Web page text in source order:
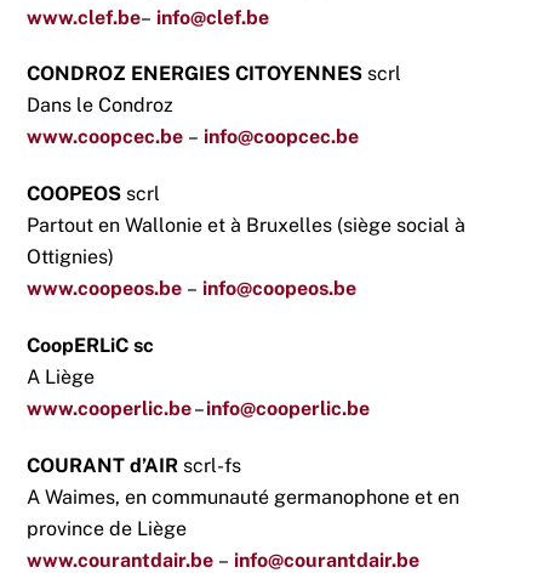
www.clef.be– info@clef.be
CONDROZ ENERGIES CITOYENNES scrl
Dans le Condroz
www.coopcec.be – info@coopcec.be
COOPEOS scrl
Partout en Wallonie et à Bruxelles (siège social à
Ottignies)
www.coopeos.be – info@coopeos.be
CoopERLiC sc
A Liège
www.cooperlic.be–info@cooperlic.be
COURANT d’AIR scrl-fs
A Waimes, en communauté germanophone et en
province de Liège
www.courantdair.be – info@courantdair.be